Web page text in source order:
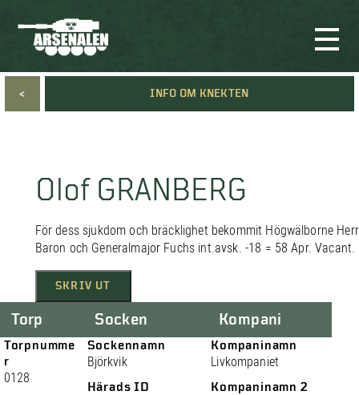
< INFO OM KNEKTEN
Olof GRANBERG
För dess sjukdom och bräcklighet bekommit Högwälborne Herr
Baron och Generalmajor Fuchs int.avsk. -18 = 58 Apr. Vacant.
SKRIV UT
Torp
Torpnumme
r
0128
Socken
Sockennamn
Björkvik
Härads ID
Kompani
Kompaninamn
Livkompaniet
Kompaninamn 2